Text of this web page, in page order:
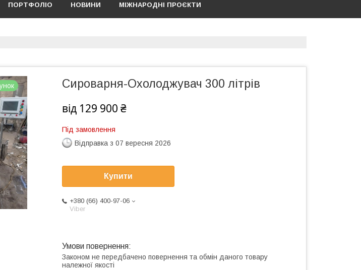
ПОРТФОЛІО НОВИНИ МІЖНАРОДНІ ПРОЄКТИ
Сироварня-Охолоджувач 300 літрів
від 129 900 ₴
Під замовлення
Відправка з 07 вересня 2026
Купити
+380 (66) 400-97-06
Viber
Законом не передбачено повернення та обмін даного товару
належної якості